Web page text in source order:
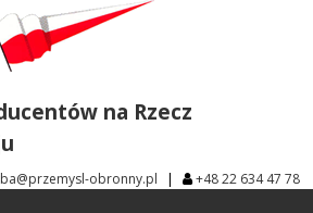
na Rzecz
obronny.pl | +48 22 634 47 78